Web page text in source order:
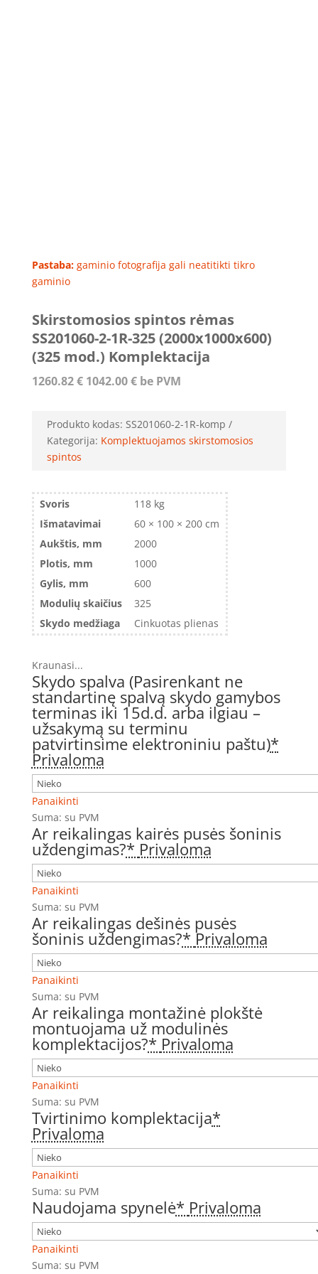
Pastaba:gaminio fotografija gali neatitikti tikro
gaminio
Skirstomosios spintos rėmas
SS201060-2-1R-325 (2000x1000x600)
(325 mod.) Komplektacija
1260.82€ 1042.00€be PVM
Produkto kodas: SS201060-2-1R-komp
Kategorija: Komplektuojamos skirstomosios
spintos
Svoris
118 kg
Išmatavimai
60 × 100 × 200 cm
Aukštis, mm
2000
Plotis, mm
1000
Gylis, mm
600
Modulių skaičius
325
Skydo medžiaga
Cinkuotas plienas
Kraunasi...
Skydo spalva (Pasirenkant ne
standartinę spalvą skydo gamybos
terminas iki 15d.d. arba ilgiau –
užsakymą su terminu
patvirtinsime elektroniniu paštu)*
Privaloma
Panaikinti
Suma: su PVM
Ar reikalingas kairės pusės šoninis
uždengimas?* Privaloma
Panaikinti
Suma: su PVM
Ar reikalingas dešinės pusės
šoninis uždengimas?* Privaloma
Panaikinti
Suma: su PVM
Ar reikalinga montažinė plokštė
montuojama už modulinės
komplektacijos?* Privaloma
Panaikinti
Suma: su PVM
Tvirtinimo komplektacija*
Privaloma
Panaikinti
Suma: su PVM
Naudojama spynelė* Privaloma
Panaikinti
Suma: su PVM